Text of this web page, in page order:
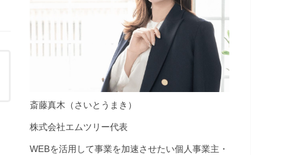
斎藤真木（さいとうまき）
株式会社エムツリー代表
WEBを活用して事業を加速させたい個人事業主・